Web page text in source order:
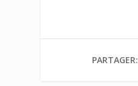
PARTAGER: